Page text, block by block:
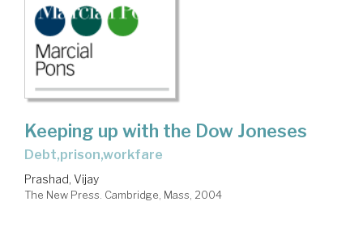
Keeping up with the Dow Joneses
debt,prison,workfare
Prashad, Vijay
The New Press. Cambridge, Mass, 2004